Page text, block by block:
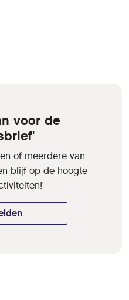
voor de
of meerdere van
blijf op de hoogte